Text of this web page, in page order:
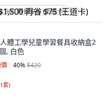
再省 $75 (王道卡)
體工學兒童學習餐具收納盒2
, 白色
40%$420
套)